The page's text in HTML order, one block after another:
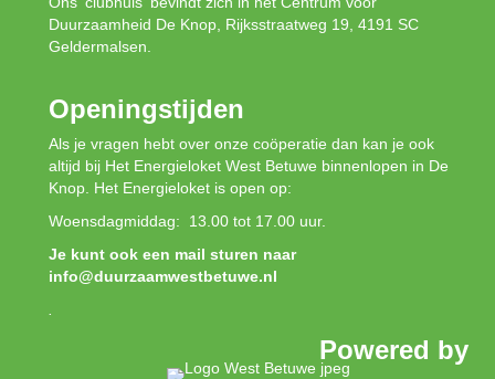
Duurzaamheid De Knop, Rijksstraatweg 19, 4191 SC
Geldermalsen.
Openingstijden
Als je vragen hebt over onze coöperatie dan kan je ook
altijd bij Het Energieloket West Betuwe binnenlopen in De
Knop. Het Energieloket is open op:
Woensdagmiddag: 13.00 tot 17.00 uur.
Je kunt ook een mail sturen naar
info@duurzaamwestbetuwe.nl
Powered by